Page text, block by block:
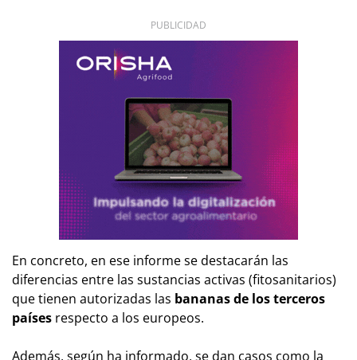
PUBLICIDAD
En concreto, en ese informe se destacarán las
diferencias entre las sustancias activas (fitosanitarios)
que tienen autorizadas las bananas de los terceros
países respecto a los europeos.
Además, según ha informado, se dan casos como la